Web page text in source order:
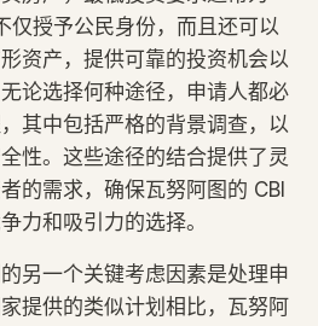
仅授予公民身份，而且还可以
资产，提供可靠的投资机会以
论选择何种途径，申请人都必
其中包括严格的背景调查，以
性。这些途径的结合提供了灵
的需求，确保瓦努阿图的 CBI
力和吸引力的选择。
另一个关键考虑因素是处理申
提供的类似计划相比，瓦努阿